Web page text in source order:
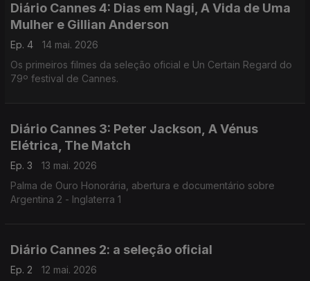
Diário Cannes 4: Dias em Nagi, A Vida de Uma
Mulher e Gillian Anderson
Ep. 4
14 mai. 2026
Os primeiros filmes da seleção oficial e Un Certain Regard do
79º festival de Cannes.
Diário Cannes 3: Peter Jackson, A Vénus
Elétrica, The Match
Ep. 3
13 mai. 2026
Palma de Ouro Honorária, abertura e documentário sobre
Argentina 2 - Inglaterra 1
Diário Cannes 2: a seleção oficial
Ep. 2
12 mai. 2026